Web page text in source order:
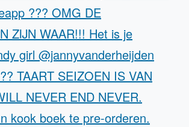
??? OMG DE
ZIJN WAAR!!! Het is je
girl @jannyvanderheijden
TAART SEIZOEN IS VAN
NEVER END NEVER.
kook boek te pre-orderen.